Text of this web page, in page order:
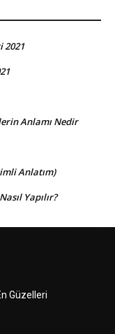
2021
Anlamı Nedir
Anlatım)
Yapılır?
Güzelleri